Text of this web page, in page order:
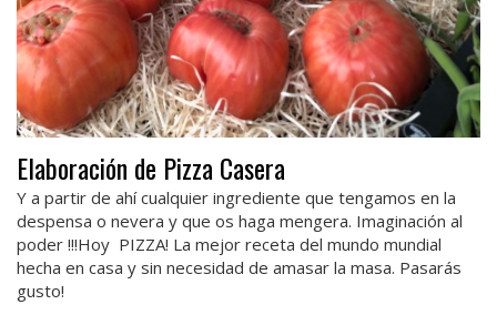
Elaboración de Pizza Casera
Y a partir de ahí cualquier ingrediente que tengamos en la
despensa o nevera y que os haga mengera. Imaginación al
poder !!!Hoy PIZZA! ️La mejor receta del mundo mundial
hecha en casa y sin necesidad de amasar la masa. Pasarás
gusto!